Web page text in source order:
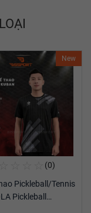
New
(0)
Pickleball/Tennis
Pickleball…